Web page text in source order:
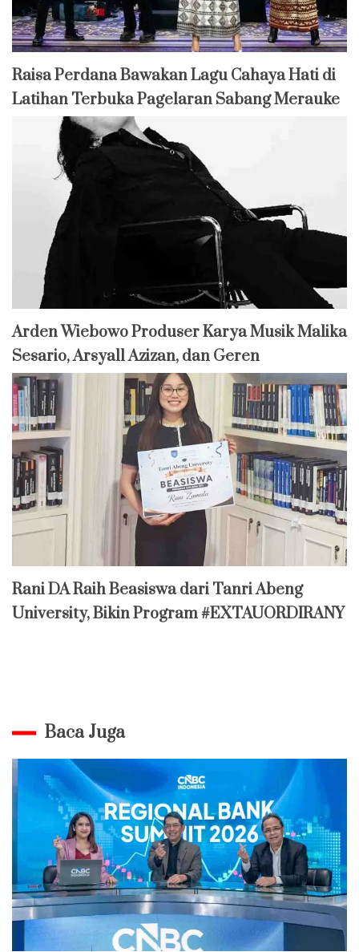
Raisa Perdana Bawakan Lagu Cahaya Hati di
Latihan Terbuka Pagelaran Sabang Merauke
Arden Wiebowo Produser Karya Musik Malika
Sesario, Arsyall Azizan, dan Geren
Rani DA Raih Beasiswa dari Tanri Abeng
University, Bikin Program #EXTAUORDIRANY
Baca Juga